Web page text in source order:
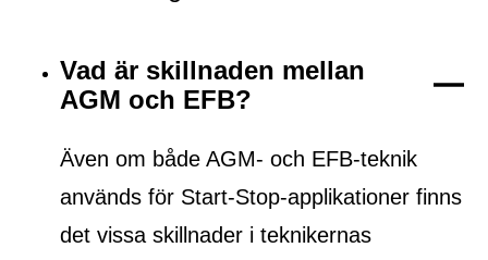
Vad är skillnaden mellan
AGM och EFB?
Även om både AGM- och EFB-teknik
används för Start-Stop-applikationer finns
det vissa skillnader i teknikernas